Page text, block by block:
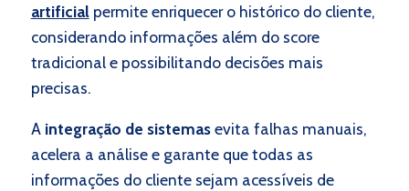
artificialpermite enriquecer o histórico do cliente,
considerando informações além do score
tradicional e possibilitando decisões mais
precisas.
Aintegração de sistemasevita falhas manuais,
acelera a análise e garante que todas as
informações do cliente sejam acessíveis de